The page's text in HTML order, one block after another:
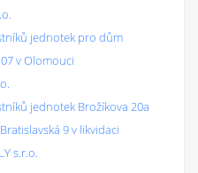
jednotek pro dům
v Olomouci
jednotek Brožíkova 20a
9 v likvidaci
s.r.o.